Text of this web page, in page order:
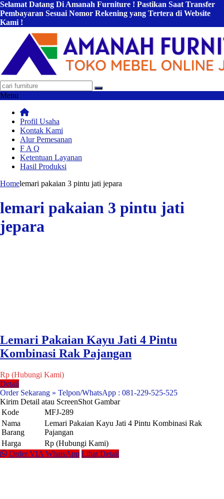
Selamat Datang Di Amanah Furniture ! Pastikan Saat Transfer
Pembayaran Sesuai Nomor Rekening yang Tertera di Website
Kami !
Menu
Profil Usaha
Kontak Kami
Alur Pemesanan
F A Q
Ketentuan Layanan
Hasil Produksi
Homelemari pakaian 3 pintu jati jepara
lemari pakaian 3 pintu jati
jepara
Lemari Pakaian Kayu Jati 4 Pintu
Kombinasi Rak Pajangan
Rp (Hubungi Kami)
Detail
Order Sekarang » Telpon/WhatsApp : 081-229-525-525
Kirim Detail atau ScreenShot Gambar
Kode
MFJ-289
Nama
Barang
Lemari Pakaian Kayu Jati 4 Pintu Kombinasi Rak
Pajangan
Harga
Rp (Hubungi Kami)
Order VIA WhatsApp Lihat Detail